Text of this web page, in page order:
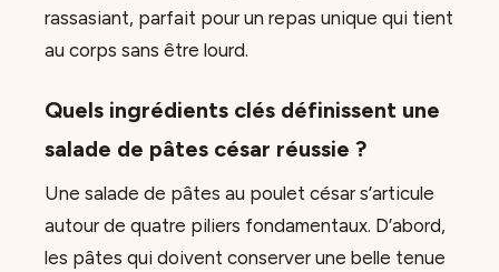
rassasiant, parfait pour un repas unique qui tient
au corps sans être lourd.
Quels ingrédients clés définissent une
salade de pâtes césar réussie ?
Une salade de pâtes au poulet césar s’articule
autour de quatre piliers fondamentaux. D’abord,
les pâtes qui doivent conserver une belle tenue